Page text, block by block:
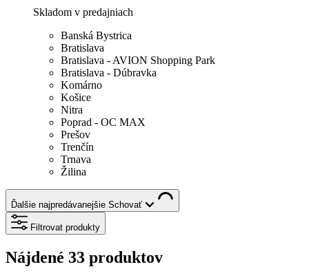
Skladom v predajniach
Banská Bystrica
Bratislava
Bratislava - AVION Shopping Park
Bratislava - Dúbravka
Komárno
Košice
Nitra
Poprad - OC MAX
Prešov
Trenčín
Trnava
Žilina
Ďalšie najpredávanejšie Schovať
Filtrovat produkty
Nájdené 33 produktov